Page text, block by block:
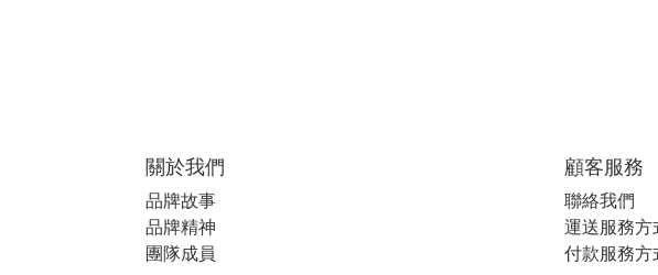
關於我們
品牌故事
品牌精神
團隊成員
顧客服務
聯絡我們
運送服務方
付款服務方